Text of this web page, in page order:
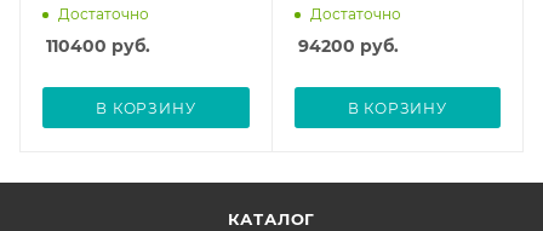
Достаточно
110400 руб.
В КОРЗИНУ
Достаточно
94200 руб.
В КОРЗИНУ
КАТАЛОГ